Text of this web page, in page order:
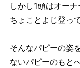
しかし1頭はオー
ちょことよじ登っ
そんなパピーの姿
ないパピーのもと